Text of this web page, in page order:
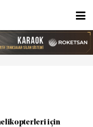
için